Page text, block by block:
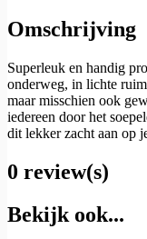
Omschrijving
Superleuk en handig
onderweg, in lichte
maar misschien ook
iedereen door het
dit lekker zacht aan op
0 review(s)
Bekijk ook...